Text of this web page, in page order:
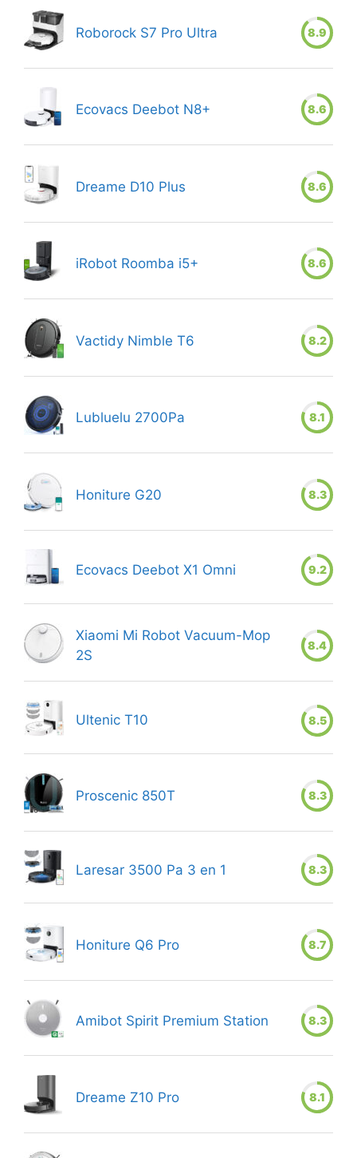
Roborock S7 Pro Ultra 8.9
Ecovacs Deebot N8+ 8.6
Dreame D10 Plus 8.6
iRobot Roomba i5+ 8.6
Vactidy Nimble T6 8.2
Lubluelu 2700Pa 8.1
Honiture G20 8.3
Ecovacs Deebot X1 Omni 9.2
Xiaomi Mi Robot Vacuum-Mop
2S
8.4
Ultenic T10 8.5
Proscenic 850T 8.3
Laresar 3500 Pa 3 en 1 8.3
Honiture Q6 Pro 8.7
Amibot Spirit Premium Station 8.3
Dreame Z10 Pro 8.1